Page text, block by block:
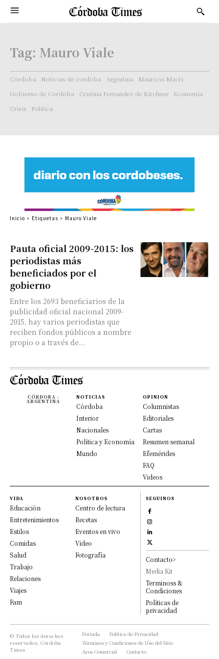
Tag: Mauro Viale
Córdoba Noticias de cordoba Argentina
Mauricio Macri
Gobierno de Córdoba
Cristina Fernandez de Kirchner
Economía
Crisis
Politica
Pauta oficial 2009-2015: los
periodistas más
beneficiados por el
gobierno
Entre los 2693 beneficiarios de la
publicidad oficial nacional 2009-
2015, hay varios periodistas que
reciben fondos públicos a nombre
propio o a través de...
Inicio Etiquetas Mauro Viale
CÓRDOBA -
ARGENTINA
NOTICIAS
Córdoba
Interior
Nacionales
Política y Economía
Mundo
OPINION
Columnistas
Editoriales
Cartas
Resumen semanal
Efemérides
FAQ
Videos
VIDA
Educación
Entretenimientos
Estilos
Comidas
Salud
Trabajo
Relaciones
Viajes
Fam
NOSOTROS
Centro de lectura
Recetas
Eventos en vivo
Video
Fotografía
SEGUINOS
Contacto>
Media Kit
Terminoss &
Condiciones
Políticas de
privacidad
© Todos los derechos
reservados, Córdoba
Times
Portada
Política de Privacidad
Términos y Condiciones de Uso del Sitio
Area Comercial
Contacto